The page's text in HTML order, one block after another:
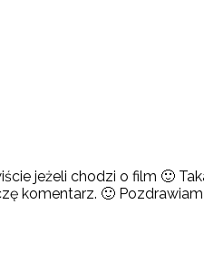
jeżeli chodzi o film 🙂
komentarz. 🙂 Pozdrawiam